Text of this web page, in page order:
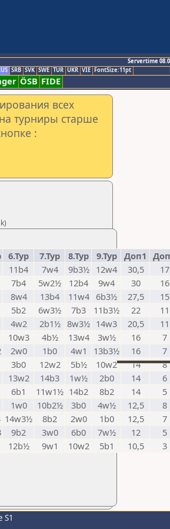
Servertime
SRB SVK SWE TUR UKR VIE FontSize:11pt
ÖSB FIDE
всех
турниры старше
:
6.Тур 7.Тур 8.Тур 9.Тур Доп1
11b4 7w4 9b3½ 12w4 30,5 17
7b4 5w2½ 12b4 9w4 30 16
8w4 13b4 11w4 6b3½ 27,5 15
5b2 6w3½ 7b3 11b3½ 22 11
4w2 2b1½ 8w3½ 14w3 20,5 11
10w3 4b½ 13w4 3w½ 16 7
2w0 1b0 4w1 13b3½ 16 7
3b0 12w2 5b½ 10w2 14 8
13w2 14b3 1w½ 2b0 14 6
6b1 11w1½ 14b2 8b2 14 5
1w0 10b2½ 3b0 4w½ 12,5 8
14w3½ 8b2 2w0 1b0 12,5 7
9b2 3w0 6b0 7w½ 12 5
12b½ 9w1 10w2 5b1 10,5 3
S1